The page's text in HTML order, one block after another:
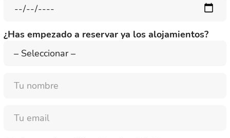
¿Has empezado a reservar ya los alojamientos?